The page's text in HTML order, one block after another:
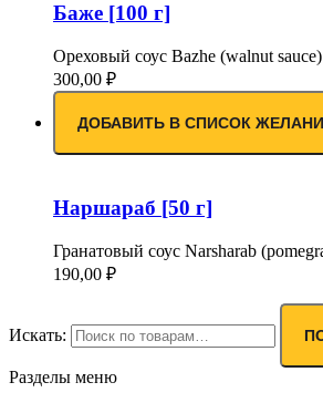
Баже [100 г]
Ореховый соус Bazhe (walnut sauce)
300,00 ₽
ДОБАВИТЬ В СПИСОК
Наршараб [50 г]
Гранатовый соус Narsharab
190,00 ₽
Искать:
Разделы меню